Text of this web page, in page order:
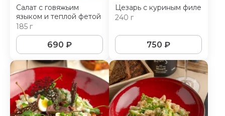
Салат с говяжьим
языком и теплой фетой
185 г
690 ₽
Цезарь с куриным филе
240 г
750 ₽